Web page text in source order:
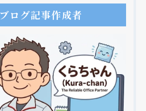
ブログ記事作成者